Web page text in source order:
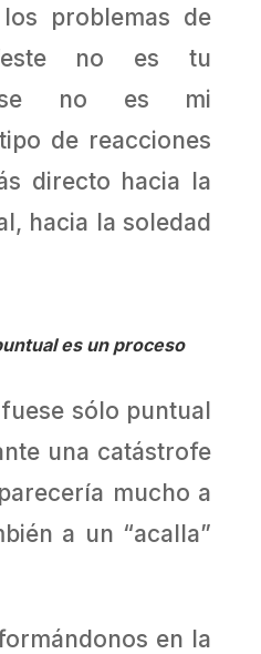
problemas de
no es tu
no es mi
de reacciones
directo hacia la
hacia la soledad
es un proceso
sólo puntual
una catástrofe
mucho a
a un “acalla”
en la